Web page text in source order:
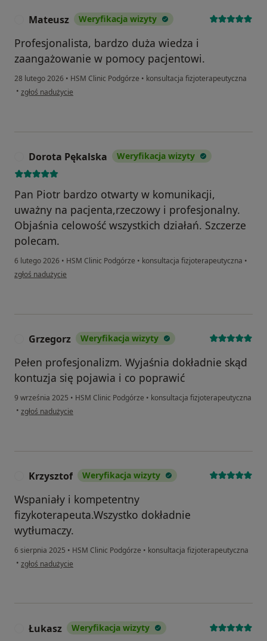
Mateusz Weryfikacja wizyty
Profesjonalista, bardzo duża wiedza i
zaangażowanie w pomocy pacjentowi.
28 lutego 2026 • HSM Clinic Podgórze • konsultacja fizjoterapeutyczna
• w opinii użytkownika Mateusz
zgłoś nadużycie
Dorota Pękalska Weryfikacja wizyty
Pan Piotr bardzo otwarty w komunikacji,
uważny na pacjenta,rzeczowy i profesjonalny.
Objaśnia celowość wszystkich działań. Szczerze
polecam.
6 lutego 2026 • HSM Clinic Podgórze • konsultacja fizjoterapeutyczna •
w opinii użytkownika Dorota Pękalska
zgłoś nadużycie
Grzegorz Weryfikacja wizyty
Pełen profesjonalizm. Wyjaśnia dokładnie skąd
kontuzja się pojawia i co poprawić
9 września 2025 • HSM Clinic Podgórze • konsultacja fizjoterapeutyczna
• w opinii użytkownika Grzegorz
zgłoś nadużycie
Krzysztof Weryfikacja wizyty
Wspaniały i kompetentny
fizykoterapeuta.Wszystko dokładnie
wytłumaczy.
6 sierpnia 2025 • HSM Clinic Podgórze • konsultacja fizjoterapeutyczna
• w opinii użytkownika Krzysztof
zgłoś nadużycie
Łukasz Weryfikacja wizyty